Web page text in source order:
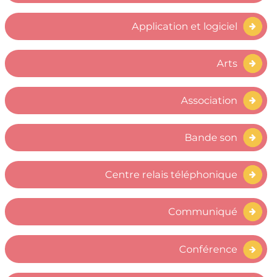
Application et logiciel
Arts
Association
Bande son
Centre relais téléphonique
Communiqué
Conférence